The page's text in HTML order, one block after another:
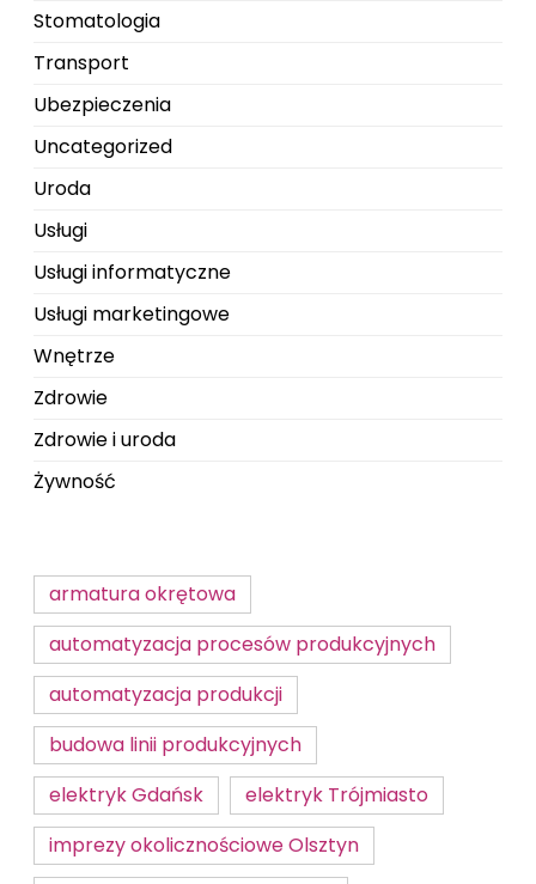
Stomatologia
Transport
Ubezpieczenia
Uncategorized
Uroda
Usługi
Usługi informatyczne
Usługi marketingowe
Wnętrze
Zdrowie
Zdrowie i uroda
Żywność
armatura okrętowa
automatyzacja procesów produkcyjnych
automatyzacja produkcji
budowa linii produkcyjnych
elektryk Gdańsk
elektryk Trójmiasto
imprezy okolicznościowe Olsztyn